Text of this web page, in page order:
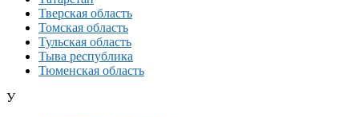
Тверская область
Томская область
Тульская область
Тыва республика
Тюменская область
У